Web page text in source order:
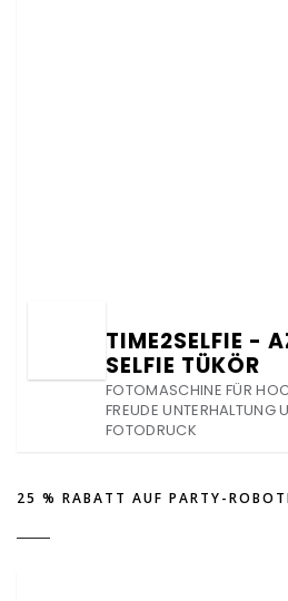
TIME2SELFIE -
SELFIE TÜKÖR
FOTOMASCHINE FÜR
FREUDE UNTERHALTUNG
FOTODRUCK
25 % RABATT AUF PARTY-